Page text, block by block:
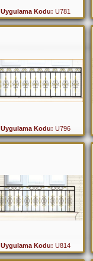
Uygulama Kodu: U781
Uygulama Kodu: U796
Uygulama Kodu: U814